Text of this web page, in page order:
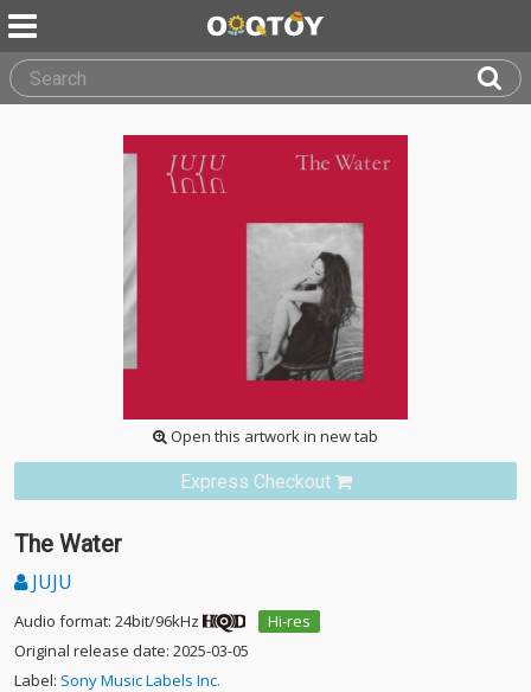
Open this artwork in new tab
Express Checkout
The Water
JUJU
Audio format: 24bit/96kHz
Hi-res
Original release date: 2025-03-05
Label: Sony Music Labels Inc.